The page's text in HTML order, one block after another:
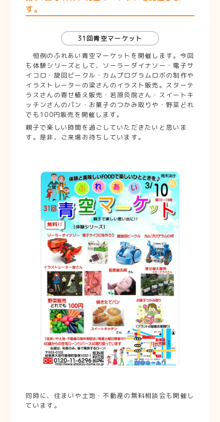
す。
31回青空マーケット
恒例のふれあい青空マーケットを開催します。今回
も体験シリーズとして、ソーラーダイナソー・電子サ
イコロ・旋回ビークル・カムプログラムロボの制作や
イラストレーターの梁さんのイラスト販売。スターテ
ラスさんの寄せ植え販売・若原灸院さん・スイートキ
ッチンさんのパン・お菓子のつかみ取りや・野菜どれ
でも100円販売を開催します。
親子で楽しい時間を過ごしていただきたいと思いま
す。是非、ご来場お待ちしています。
同時に、住まいや土地・不動産の無料相談会も開催し
ています。